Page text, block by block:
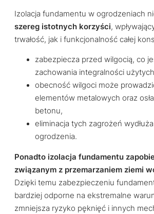
Izolacja fundamentu w ogrodzeniach
szereg istotnych korzyści,
trwałość, jak i funkcjonalność całej
zabezpiecza przed wilgocią, co
zachowania integralności użytych
obecność wilgoci może
elementów metalowych oraz
betonu,
eliminacja tych zagrożeń
ogrodzenia.
Ponadto izolacja fundamentu
związanym z przemarzaniem ziemi
Dzięki temu zabezpieczeniu
bardziej odporne na ekstremalne
zmniejsza ryzyko pęknięć i innych